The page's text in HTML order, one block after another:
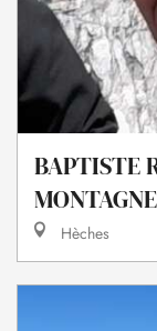
BAPTISTE
MONTAGNE
Hèches